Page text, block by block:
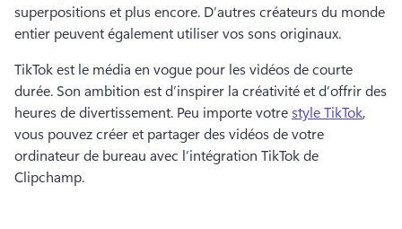
superpositions et plus encore. D’autres créateurs du monde
entier peuvent également utiliser vos sons originaux.
TikTok est le média en vogue pour les vidéos de courte
durée. Son ambition est d’inspirer la créativité et d’offrir des
heures de divertissement. Peu importe votre style TikTok,
vous pouvez créer et partager des vidéos de votre
ordinateur de bureau avec l’intégration TikTok de
Clipchamp.